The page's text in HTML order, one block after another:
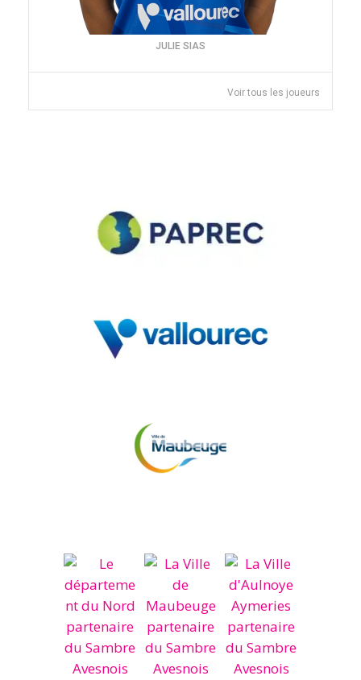
JULIE SIAS
Voir tous les joueurs